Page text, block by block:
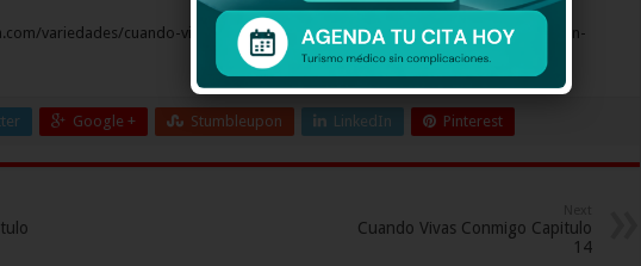
variedades/cuando-vivas-conmigo-la-nueva-produccion-de-caracol-television-
Google + Stumbleupon LinkedIn Pinterest
Cuando Vivas Conmigo Capitulo
14